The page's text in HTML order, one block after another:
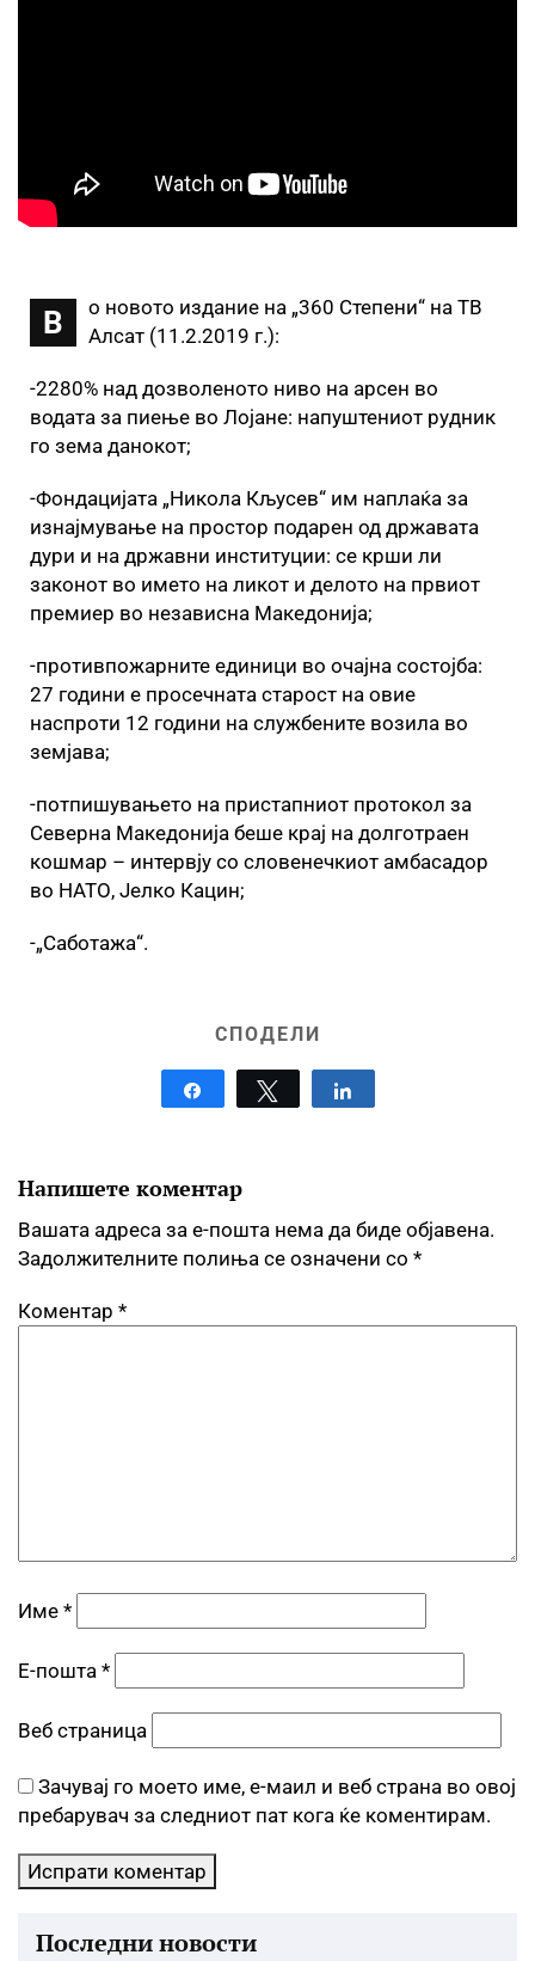
В
о новото издание на „360 Степени“ на ТВ
Алсат (11.2.2019 г.):
-2280% над дозволеното ниво на арсен во
водата за пиење во Лојане: напуштениот рудник
го зема данокот;
-Фондацијата „Никола Кљусев“ им наплаќа за
изнајмување на простор подарен од државата
дури и на државни институции: се крши ли
законот во името на ликот и делото на првиот
премиер во независна Македонија;
-противпожарните единици во очајна состојба:
27 години е просечната старост на овие
наспроти 12 години на службените возила во
земјава;
-потпишувањето на пристапниот протокол за
Северна Македонија беше крај на долготраен
кошмар – интервју со словенечкиот амбасадор
во НАТО, Јелко Кацин;
-„Саботажа“.
СПОДЕЛИ
Tweet
Напишете коментар
Вашата адреса за е-пошта нема да биде објавена.
Задолжителните полиња се означени со *
Коментар *
Име *
Е-пошта *
Веб страница
Зачувај го моето име, е-маил и веб страна во овој
пребарувач за следниот пат кога ќе коментирам.
Последни новости